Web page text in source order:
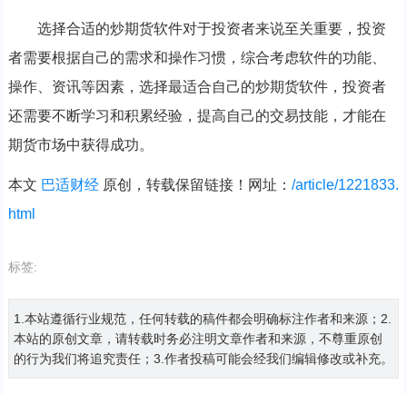
选择合适的炒期货软件对于投资者来说至关重要，投资
者需要根据自己的需求和操作习惯，综合考虑软件的功能、
操作、资讯等因素，选择最适合自己的炒期货软件，投资者
还需要不断学习和积累经验，提高自己的交易技能，才能在
期货市场中获得成功。
本文 巴适财经原创，转载保留链接！网址： /article/1221833.
html
标签:
1.本站遵循行业规范，任何转载的稿件都会明确标注作者和来源；2.
本站的原创文章，请转载时务必注明文章作者和来源，不尊重原创
的行为我们将追究责任；3.作者投稿可能会经我们编辑修改或补充。